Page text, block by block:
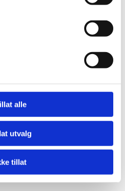
alle
utvalg
tillat
E05B